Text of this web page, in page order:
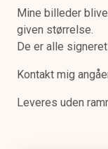
Mine billeder
given størrelse.
De er alle
Kontakt mig
Leveres uden